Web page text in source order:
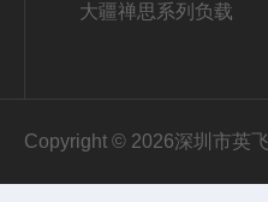
大疆禅思系列负载
Copyright © 2026深圳市英